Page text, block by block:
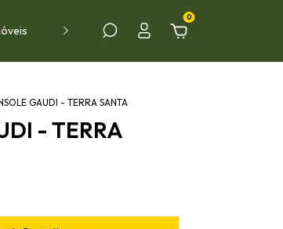
Ambientes PROMOÇÕES
0
GAUDI - TERRA SANTA
- TERRA